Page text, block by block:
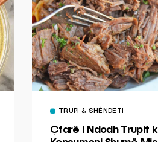
TRUPI & SHËNDETI
Çfarë i Ndodh Trupit